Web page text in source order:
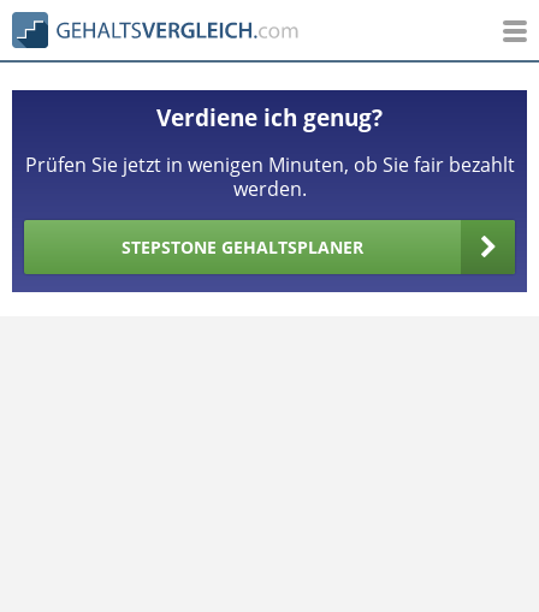
Verdiene ich genug?
Prüfen Sie jetzt in wenigen Minuten, ob Sie fair bezahlt
werden.
STEPSTONE GEHALTSPLANER